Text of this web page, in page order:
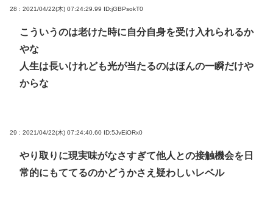
28 : 2021/04/22(木) 07:24:29.99 ID:jGBPsokT0
こういうのは老けた時に自分自身を受け入れられるか
やな
人生は長いけれども光が当たるのはほんの一瞬だけや
からな
29 : 2021/04/22(木) 07:24:40.60 ID:5JvEiORx0
やり取りに現実味がなさすぎて他人との接触機会を日
常的にもててるのかどうかさえ疑わしいレベル